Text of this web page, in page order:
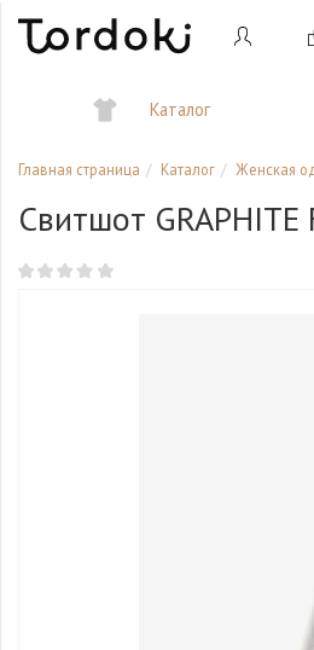
Каталог
Главная страница Каталог Женская
Свитшот GRAPHITE